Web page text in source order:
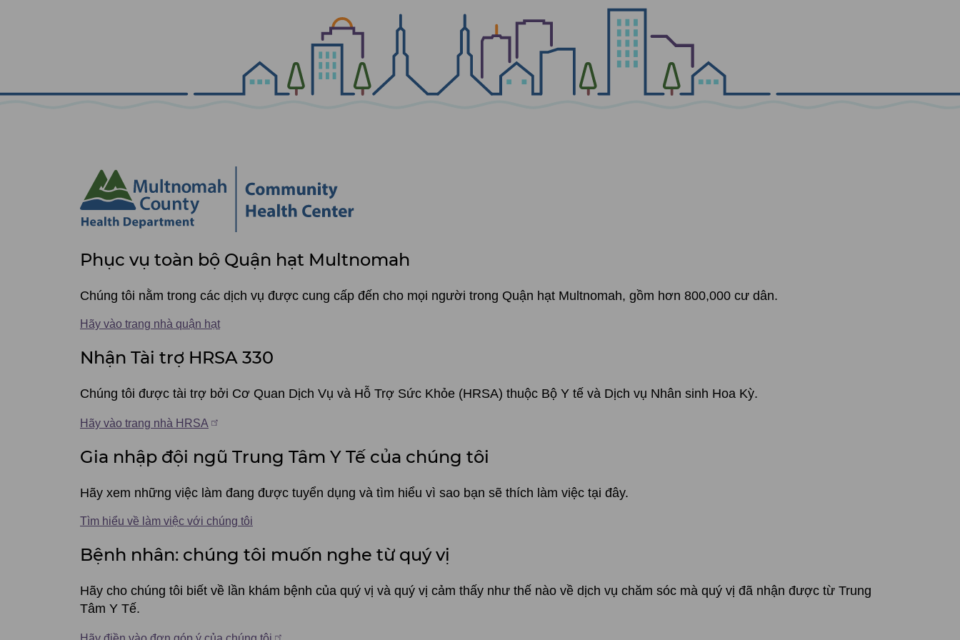
Phục
vụ
toàn
bộ
Quận
hạt
Multnomah
Phục vụ toàn bộ Quận hạt Multnomah
Chúng tôi nằm trong các dịch vụ được cung cấp đến cho mọi người trong Quận hạt Multnomah, gồm hơn 800,000 cư dân.
Hãy vào trang nhà quận hạt
Nhận Tài trợ HRSA 330
Chúng tôi được tài trợ bởi Cơ Quan Dịch Vụ và Hỗ Trợ Sức Khỏe (HRSA) thuộc Bộ Y tế và Dịch vụ Nhân sinh Hoa Kỳ.
Hãy vào trang nhà HRSA
Gia nhập đội ngũ Trung Tâm Y Tế của chúng tôi
Hãy xem những việc làm đang được tuyển dụng và tìm hiểu vì sao bạn sẽ thích làm việc tại đây.
Tìm hiểu về làm việc với chúng tôi
Bệnh nhân: chúng tôi muốn nghe từ quý vị
Hãy cho chúng tôi biết về lần khám bệnh của quý vị và quý vị cảm thấy như thế nào về dịch vụ chăm sóc mà quý vị đã nhận được từ Trung
Tâm Y Tế.